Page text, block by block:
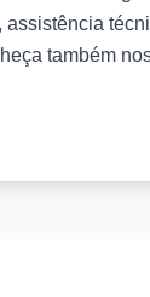
assistência
também